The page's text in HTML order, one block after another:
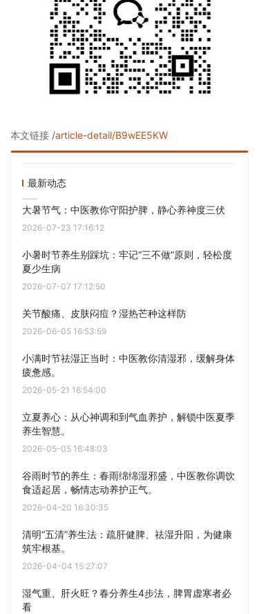
本文链接 /article-detail/B9wEE5KW
最新动态
大暑节气：中医教你守阳护脾，静心养神度三伏
2026-07-23 17:16:12
小暑时节养生别踩坑：牢记“三不做”原则，轻松度
夏少生病
2026-07-07 17:12:50
关节酸痛、皮肤闷痘？湿热芒种这样防
2026-06-05 16:53:59
小满时节祛湿正当时：中医教你清湿邪，缓解身体
疲惫感。
2026-05-21 16:54:00
立夏养心：从心神调和到气血养护，解锁中医夏季
养生智慧。
2026-05-05 16:48:03
谷雨时节的养生：春雨绵绵湿邪盛，中医教你调饮
食适起居，畅情志动养护正气。
2026-04-20 16:30:35
清明“五清”养生法：疏肝健脾、祛湿升阳，为健康
筑牢根基。
2026-04-04 15:27:07
湿气重、肝火旺？春分养生4步法，脾胃虚寒者必
看